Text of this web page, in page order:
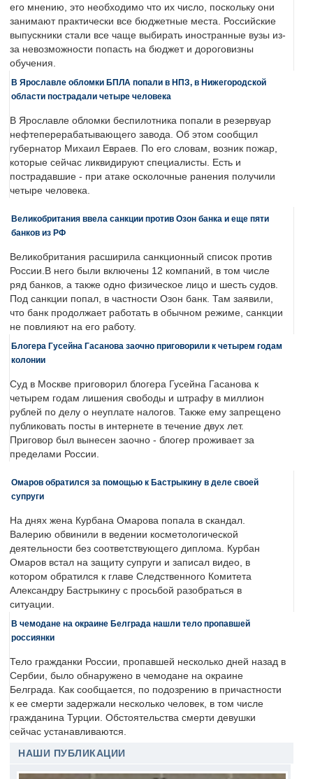
его мнению, это необходимо что их число, поскольку они
занимают практически все бюджетные места. Российские
выпускники стали все чаще выбирать иностранные вузы из-
за невозможности попасть на бюджет и дороговизны
обучения.
В Ярославле обломки БПЛА попали в НПЗ, в Нижегородской
области пострадали четыре человека
В Ярославле обломки беспилотника попали в резервуар
нефтеперерабатывающего завода. Об этом сообщил
губернатор Михаил Евраев. По его словам, возник пожар,
которые сейчас ликвидируют специалисты. Есть и
пострадавшие - при атаке осколочные ранения получили
четыре человека.
Великобритания ввела санкции против Озон банка и еще пяти
банков из РФ
Великобритания расширила санкционный список против
России.В него были включены 12 компаний, в том числе
ряд банков, а также одно физическое лицо и шесть судов.
Под санкции попал, в частности Озон банк. Там заявили,
что банк продолжает работать в обычном режиме, санкции
не повлияют на его работу.
Блогера Гусейна Гасанова заочно приговорили к четырем годам
колонии
Суд в Москве приговорил блогера Гусейна Гасанова к
четырем годам лишения свободы и штрафу в миллион
рублей по делу о неуплате налогов. Также ему запрещено
публиковать посты в интернете в течение двух лет.
Приговор был вынесен заочно - блогер проживает за
пределами России.
Омаров обратился за помощью к Бастрыкину в деле своей
супруги
На днях жена Курбана Омарова попала в скандал.
Валерию обвинили в ведении косметологической
деятельности без соответствующего диплома. Курбан
Омаров встал на защиту супруги и записал видео, в
котором обратился к главе Следственного Комитета
Александру Бастрыкину с просьбой разобраться в
ситуации.
В чемодане на окраине Белграда нашли тело пропавшей
россиянки
Тело гражданки России, пропавшей несколько дней назад в
Сербии, было обнаружено в чемодане на окраине
Белграда. Как сообщается, по подозрению в причастности
к ее смерти задержали несколько человек, в том числе
гражданина Турции. Обстоятельства смерти девушки
сейчас устанавливаются.
НАШИ ПУБЛИКАЦИИ